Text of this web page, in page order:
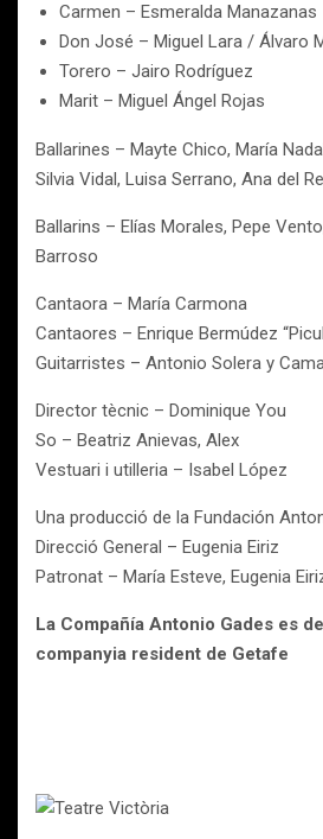
Carmen – Esmeralda Manazanas
Don José – Miguel Lara / Álvaro
Torero – Jairo Rodríguez
Marit – Miguel Ángel Rojas
Ballarines – Mayte Chico, María
Silvia Vidal, Luisa Serrano, Ana del
Ballarins – Elías Morales, Pepe
Barroso
Cantaora – María Carmona
Cantaores – Enrique Bermúdez
Guitarristes – Antonio Solera y
Director tècnic – Dominique You
So – Beatriz Anievas, Alex
Vestuari i utilleria – Isabel López
Una producció de la Fundación
Direcció General – Eugenia Eiriz
Patronat – María Esteve, Eugenia
La Compañía Antonio Gades es
companyia resident de Getafe